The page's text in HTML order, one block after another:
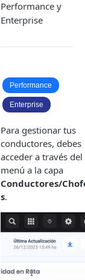
Performance y
Enterprise
Performance
Enterprise
Para gestionar tus
conductores, debes
acceder a través del
menú a la capa
Conductores/
s.